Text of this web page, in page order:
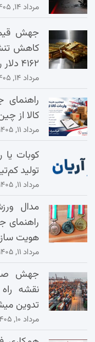
مرداد ۱۴, ۱۴۰۵
جهش
کاهش
۴۱۶۲ دلار رسید
مرداد ۱۴, ۱۴۰۵
راهنمای
کالا از
مرداد ۱۱, ۱۴۰۵
کوبات
تولید
مرداد ۱۱, ۱۴۰۵
مدال
راهنمای
هویت
مرداد ۱۱, ۱۴۰۵
جهش
نقشه
تدوین
مرداد ۱۰, ۱۴۰۵